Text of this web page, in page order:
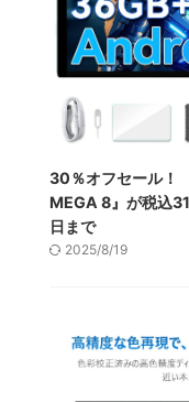
30％オフセール
MEGA 8』が税込
日まで
2025/8/19